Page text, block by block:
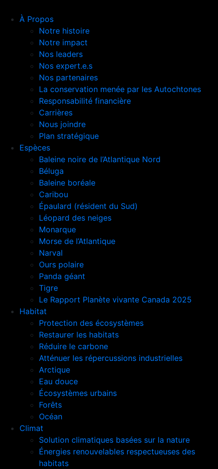
À Propos
Notre histoire
Notre impact
Nos leaders
Nos expert.e.s
Nos partenaires
La conservation menée par les Autochtones
Responsabilité financière
Carrières
Nous joindre
Plan stratégique
Espèces
Baleine noire de l’Atlantique Nord
Béluga
Baleine boréale
Caribou
Épaulard (résident du Sud)
Léopard des neiges
Monarque
Morse de l’Atlantique
Narval
Ours polaire
Panda géant
Tigre
Le Rapport Planète vivante Canada 2025
Habitat
Protection des écosystèmes
Restaurer les habitats
Réduire le carbone
Atténuer les répercussions industrielles
Arctique
Eau douce
Écosystèmes urbains
Forêts
Océan
Climat
Solution climatiques basées sur la nature
Énergies renouvelables respectueuses des
habitats